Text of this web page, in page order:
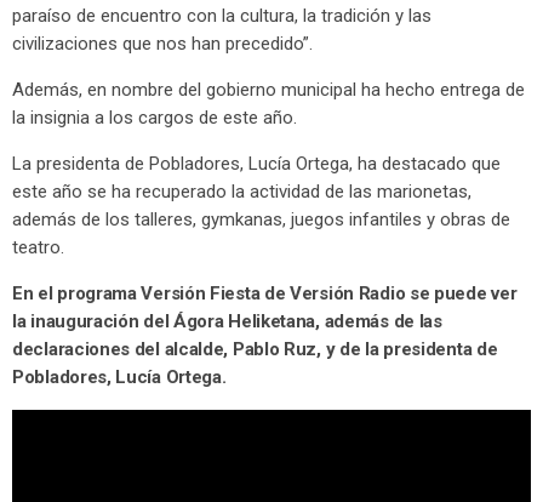
paraíso de encuentro con la cultura, la tradición y las
civilizaciones que nos han precedido”.
Además, en nombre del gobierno municipal ha hecho entrega de
la insignia a los cargos de este año.
La presidenta de Pobladores, Lucía Ortega, ha destacado que
este año se ha recuperado la actividad de las marionetas,
además de los talleres, gymkanas, juegos infantiles y obras de
teatro.
En el programa Versión Fiesta de Versión Radio se puede ver
la inauguración del Ágora Heliketana, además de las
declaraciones del alcalde, Pablo Ruz, y de la presidenta de
Pobladores, Lucía Ortega.